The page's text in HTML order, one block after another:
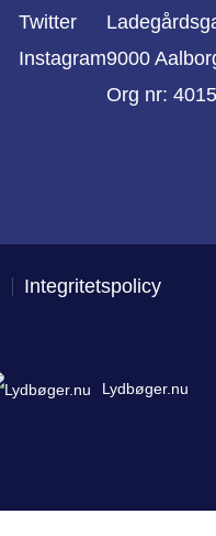
Twitter
Instagram9000
Org nr:
Integritetspolicy
Lydbøger.nu